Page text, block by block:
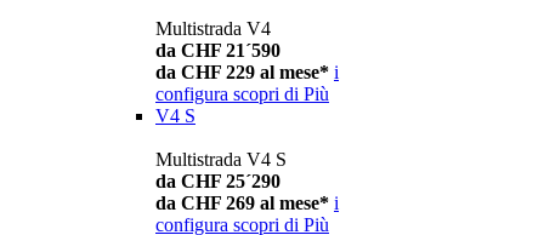
Multistrada V4
da CHF 21´590
da CHF 229 al mese* i
configura scopri di Più
V4 S
Multistrada V4 S
da CHF 25´290
da CHF 269 al mese* i
configura scopri di Più